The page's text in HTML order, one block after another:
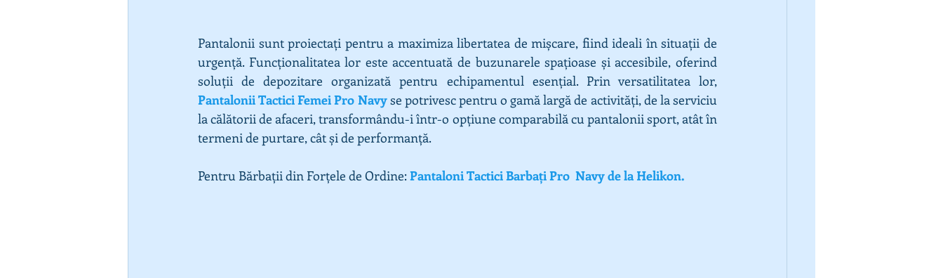
Pantalonii sunt proiectați pentru a maximiza libertatea de mișcare, fiind ideali în situații de
urgență. Funcționalitatea lor este accentuată de buzunarele spațioase și accesibile, oferind
Pantalonii Tactici Femei Pro Navy se potrivesc pentru o gamă largă de activități, de la serviciu
la călătorii de afaceri, transformându-i într-o opțiune comparabilă cu pantalonii sport, atât în
termeni de purtare, cât și de performanță.
Pentru Bărbații din Forțele de Ordine: Pantaloni Tactici Barbați Pro  Navy de la Helikon.